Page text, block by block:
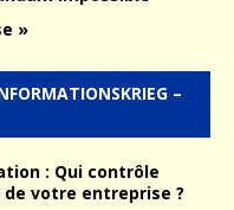
»
–
: Qui contrôle
votre entreprise ?